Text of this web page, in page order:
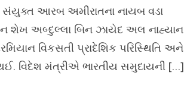
સંયુક્ત આરબ અમીરાતના નાયબ વડા
શેખ અબ્દુલ્લા બિન ઝાયેદ અલ નાહ્યાન
વિકસતી પ્રાદેશિક પરિસ્થિતિ અને
થઈ. વિદેશ મંત્રીએ ભારતીય સમુદાયની […]